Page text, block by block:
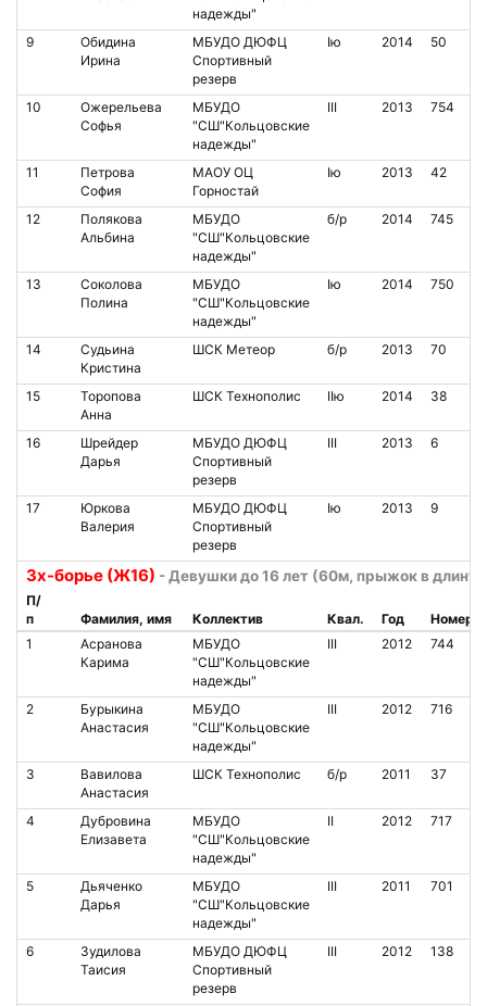
надежды"
9
Обидина
Ирина
МБУДО ДЮФЦ
Спортивный
резерв
Iю 2014 50
10
Ожерельева
Софья
МБУДО
"СШ"Кольцовские
надежды"
III 2013 754
11
Петрова
София
МАОУ ОЦ
Горностай
Iю 2013 42
12
Полякова
Альбина
МБУДО
"СШ"Кольцовские
надежды"
б/р 2014 745
13
Соколова
Полина
МБУДО
"СШ"Кольцовские
надежды"
Iю 2014 750
14
Судьина
Кристина
ШСК Метеор б/р 2013 70
15
Торопова
Анна
ШСК Технополис IIю 2014 38
16
Шрейдер
Дарья
МБУДО ДЮФЦ
Спортивный
резерв
III 2013 6
17
Юркова
Валерия
МБУДО ДЮФЦ
Спортивный
резерв
Iю 2013 9
3х-борье (Ж16) - Девушки до 16 лет (60м, прыжок в длину
П/
п
Фамилия, имя Коллектив Квал. Год
Номер
1
Асранова
Карима
МБУДО
"СШ"Кольцовские
надежды"
III 2012 744
2
Бурыкина
Анастасия
МБУДО
"СШ"Кольцовские
надежды"
III 2012 716
3
Вавилова
Анастасия
ШСК Технополис б/р 2011 37
4
Дубровина
Елизавета
МБУДО
"СШ"Кольцовские
надежды"
II 2012 717
5
Дьяченко
Дарья
МБУДО
"СШ"Кольцовские
надежды"
III 2011 701
6
Зудилова
Таисия
МБУДО ДЮФЦ
Спортивный
резерв
III 2012 138